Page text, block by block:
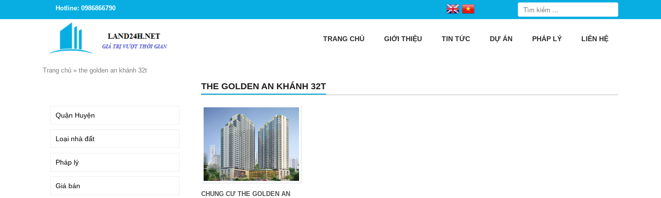
Hotline: 0986866790
TRANG CHỦ GIỚI THIỆU TIN TỨC DỰ ÁN PHÁP LÝ LIÊN HỆ
Trang chủ » the golden an khánh 32t
THE GOLDEN AN KHÁNH 32T
CHUNG CƯ THE GOLDEN AN